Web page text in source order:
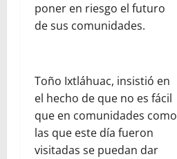
poner en riesgo el futuro
de sus comunidades.
Toño Ixtláhuac, insistió en
el hecho de que no es fácil
que en comunidades como
las que este día fueron
visitadas se puedan dar